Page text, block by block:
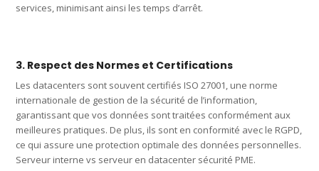
services, minimisant ainsi les temps d’arrêt.
3. Respect des Normes et Certifications
Les datacenters sont souvent certifiés ISO 27001, une norme
internationale de gestion de la sécurité de l’information,
garantissant que vos données sont traitées conformément aux
meilleures pratiques. De plus, ils sont en conformité avec le RGPD,
ce qui assure une protection optimale des données personnelles.
Serveur interne vs serveur en datacenter sécurité PME.